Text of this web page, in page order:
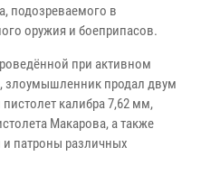
подозреваемого в
оружия и боеприпасов.
при активном
злоумышленник продал двум
калибра 7,62 мм,
Макарова, а также
патроны различных